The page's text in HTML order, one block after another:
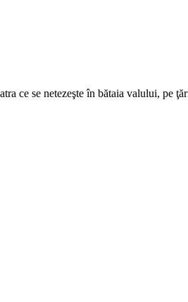
ce se netezeşte în bătaia valului, pe